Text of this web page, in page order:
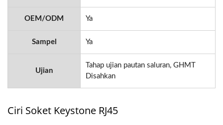
OEM/ODM Ya
Sampel Ya
Ujian
Tahap ujian pautan saluran, GHMT
Disahkan
Ciri Soket Keystone RJ45